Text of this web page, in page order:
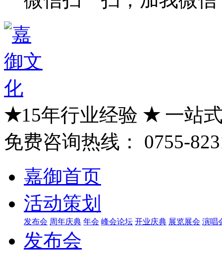
★15年行业经验 ★一站
免费咨询热线：
0755-
嘉御首页
活动策划
发布会 周年庆典 年会 峰会论坛 开业庆典 展览展会 演唱
发布会